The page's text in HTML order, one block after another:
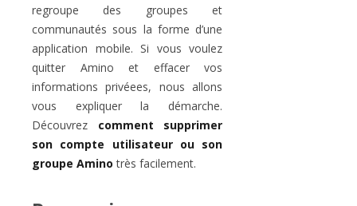
regroupe des groupes et
communautés sous la forme d’une
application mobile. Si vous voulez
quitter Amino et effacer vos
informations privéees, nous allons
vous expliquer la démarche.
Découvrez comment supprimer
son compte utilisateur ou son
groupe Amino très facilement.